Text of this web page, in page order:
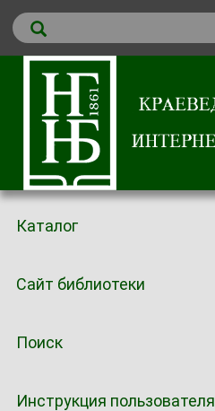
Каталог
Сайт библиотеки
Поиск
Инструкция пользователя